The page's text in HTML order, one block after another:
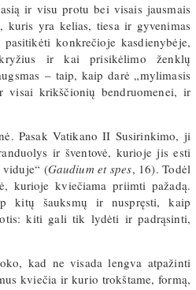
ir visu protu bei visais jausmais
yra kelias, tiesa ir gyvenimas
konkrečioje kasdienybėje,
ir kai prisikėlimo ženklų
– taip, kaip darė „mylimasis
visai krikščionių bendruomenei, ir
Pasak Vatikano II Susirinkimo, ji
ir šventovė, kurioje jis esti
viduje“ (Gaudium et spes, 16). Todėl
kurioje kviečiama priimti pažadą.
kitų šauksmų ir nuspręsti, kaip
kiti gali tik lydėti ir padrąsinti,
kad ne visada lengva atpažinti
kviečia ir kurio trokštame, formą,